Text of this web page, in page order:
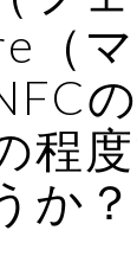
（
程
か？